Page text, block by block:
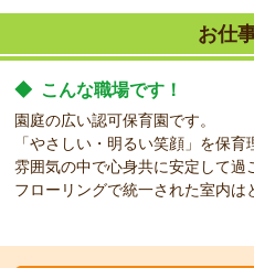
お仕
◆ こんな職場です！
園庭の広い認可保育園です。
「やさしい・明るい笑顔」を保
雰囲気の中で心身共に安定して過
フローリングで統一された室内は